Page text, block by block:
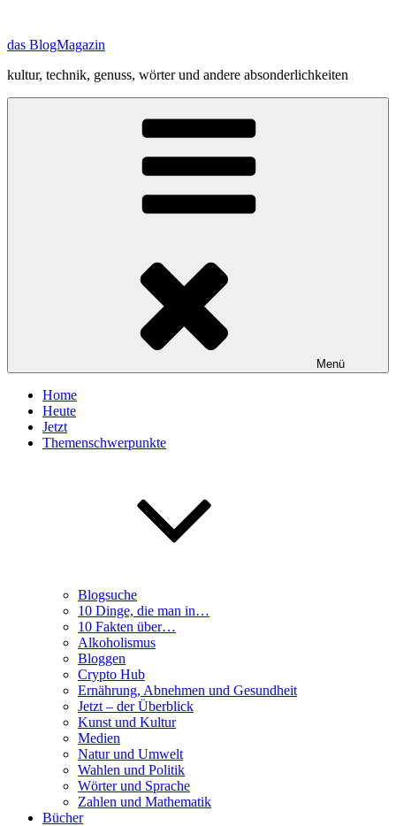
springen
das BlogMagazin
kultur, technik, genuss, wörter und andere absonderlichkeiten
Menü
Home
Heute
Jetzt
Themenschwerpunkte
Blogsuche
10 Dinge, die man in…
10 Fakten über…
Alkoholismus
Bloggen
Crypto Hub
Ernährung, Abnehmen und Gesundheit
Jetzt – der Überblick
Kunst und Kultur
Medien
Natur und Umwelt
Wahlen und Politik
Wörter und Sprache
Zahlen und Mathematik
Bücher